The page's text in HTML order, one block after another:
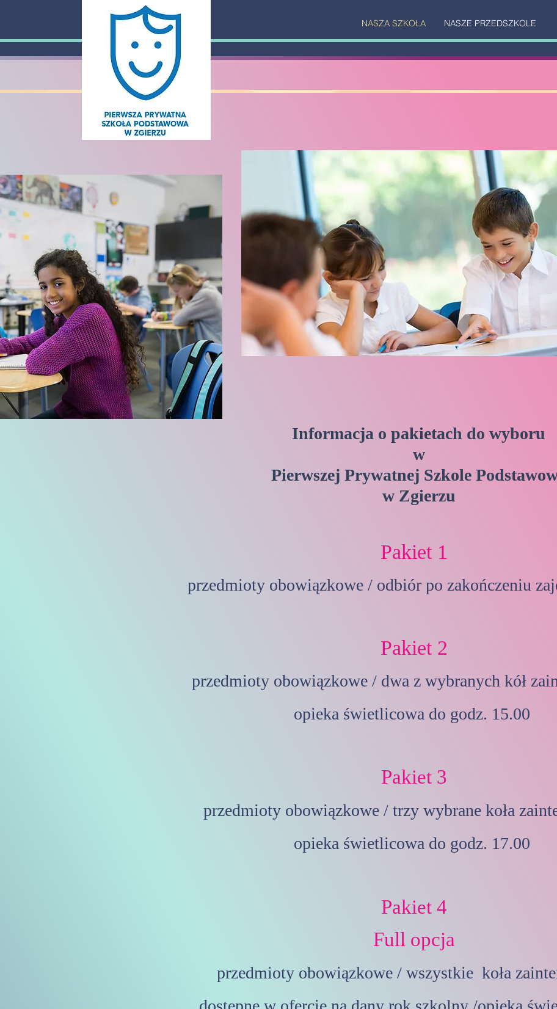
NASZA SZKOŁA NASZE PRZEDSZKOLE
Informacja o pakietach do wyboru
w
Pierwszej Prywatnej Szkole
w Zgierzu
Pakiet 1
przedmioty obowiązkowe / odbiór po zakończeniu
Pakiet 2
przedmioty obowiązkowe / dwa z wybranych kół
opieka świetlicowa do godz. 15.00
Pakiet 3
przedmioty obowiązkowe / trzy wybrane koła
opieka świetlicowa do godz. 17.00
Pakiet 4
Full opcja
przedmioty obowiązkowe / wszystkie koła